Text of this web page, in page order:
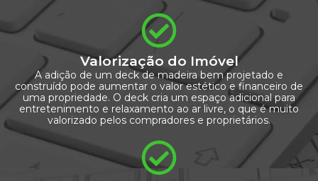
Valorização do Imóvel
A adição de um deck de madeira bem projetado e
construído pode aumentar o valor estético e financeiro de
uma propriedade. O deck cria um espaço adicional para
entretenimento e relaxamento ao ar livre, o que é muito
valorizado pelos compradores e proprietários.